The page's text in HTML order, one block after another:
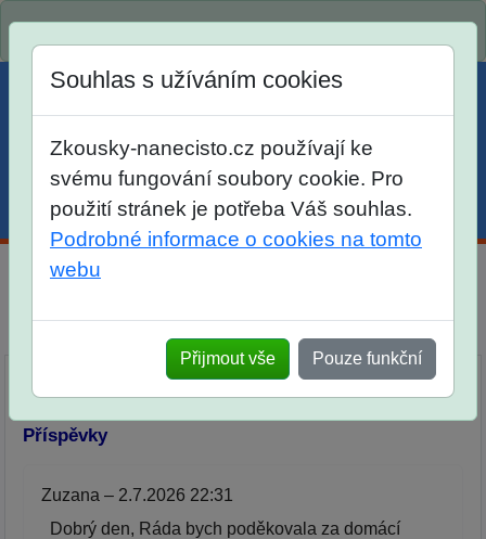
Menu Účet Košík
po skutečných přijímacích zkouškách
Souhlas s užíváním cookies
Zkousky-nanecisto.cz používají ke
svému fungování soubory cookie. Pro
použití stránek je potřeba Váš souhlas.
Podrobné informace o cookies na tomto
webu
Přijmout vše Pouze funkční
Přidat příspěvek
Příspěvky
Zuzana – 2.7.2026 22:31
Dobrý den, Ráda bych poděkovala za domácí